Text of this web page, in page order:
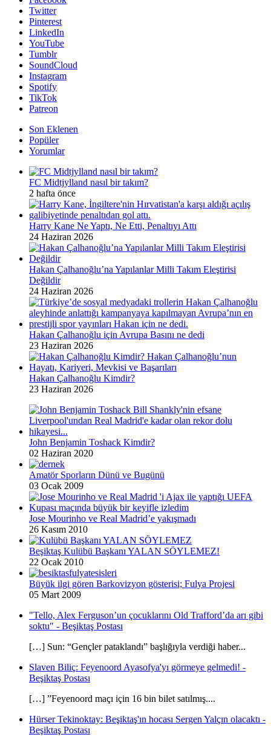
Twitter
Pinterest
LinkedIn
YouTube
Tumblr
SoundCloud
Instagram
Spotify
TikTok
Patreon
Son Eklenen
Popüler
Yorumlar
FC Midtjylland nasıl bir takım?
2 hafta önce
Harry Kane Ne Yaptı, Ne Etti, Penaltıyı Attı
24 Haziran 2026
Hakan Çalhanoğlu’na Yapılanlar Milli Takım Eleştirisi
Değildir
24 Haziran 2026
Hakan Çalhanoğlu için Avrupa Basını ne dedi
23 Haziran 2026
Hakan Çalhanoğlu Kimdir?
23 Haziran 2026
John Benjamin Toshack Kimdir?
02 Haziran 2020
Amatör Sporların Dünü ve Bugünü
03 Ocak 2009
Jose Mourinho ve Real Madrid’e yakışmadı
26 Kasım 2010
Beşiktaş Kulübü Başkanı YALAN SÖYLEMEZ!
22 Ocak 2010
Büyük ilgi gören Barkovizyon gösterisi; Fulya Projesi
05 Mart 2009
"Tello, Alex Ferguson’un çocuklarını Old Trafford’da arı gibi
soktu" - Beşiktaş Postası
[…] Sun: “Gençler pataklandı” başlığıyla verdiği haber...
Slaven Biliç: Feyenoord Ayasofya'yı görmeye gelmedi! -
Beşiktaş Postası
[…] ”Feyenoord maçı için 16 bin bilet satılmış....
Hürser Tekinoktay: Beşiktaş'ın hocası Sergen Yalçın olacaktı -
Beşiktaş Postası